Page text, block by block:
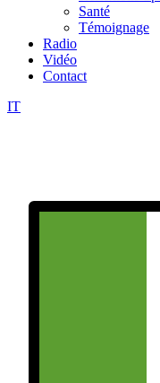
Santé
Témoignage
Radio
Vidéo
Contact
IT